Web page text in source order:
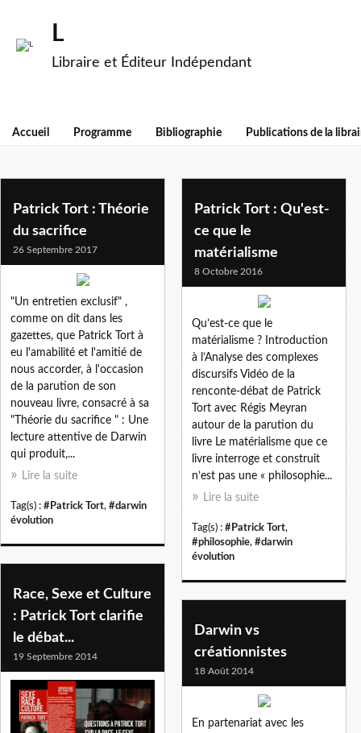
L
Libraire et Éditeur Indépendant
Accueil Programme Bibliographie Publications de la
darwin evolution
Patrick Tort : Théorie
du sacrifice
26 Septembre 2017
"Un entretien exclusif" ,
comme on dit dans les
gazettes, que Patrick Tort à
eu l'amabilité et l'amitié de
nous accorder, à l'occasion
de la parution de son
nouveau livre, consacré à sa
"Théorie du sacrifice " : Une
lecture attentive de Darwin
qui produit,...
Lire la suite
Tag(s) : #Patrick Tort, #darwin
évolution
Patrick Tort : Qu'est-
ce que le
matérialisme
8 Octobre 2016
Qu’est-ce que le
matérialisme ? Introduction
à l’Analyse des complexes
discursifs Vidéo de la
renconte-débat de Patrick
Tort avec Régis Meyran
autour de la parution du
livre Le matérialisme que ce
livre interroge et construit
n’est pas une « philosophie...
Lire la suite
Tag(s) : #Patrick Tort,
#philosophie, #darwin
évolution
Race, Sexe et Culture
: Patrick Tort clarifie
le débat...
19 Septembre 2014
Darwin vs
créationnistes
18 Août 2014
En partenariat avec les